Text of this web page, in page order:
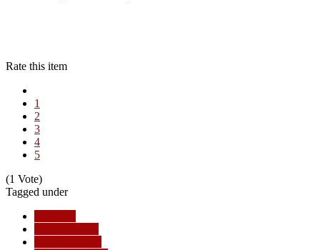
Rate this item
1
2
3
4
5
(1 Vote)
Tagged under